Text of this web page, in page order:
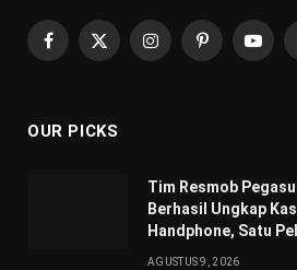
Facebook
X
InstagramPinterest
OUR PICKS
Tim Resmob
Berhasil Ungkap
Handphone, Satu
AGUSTUS 9, 2026